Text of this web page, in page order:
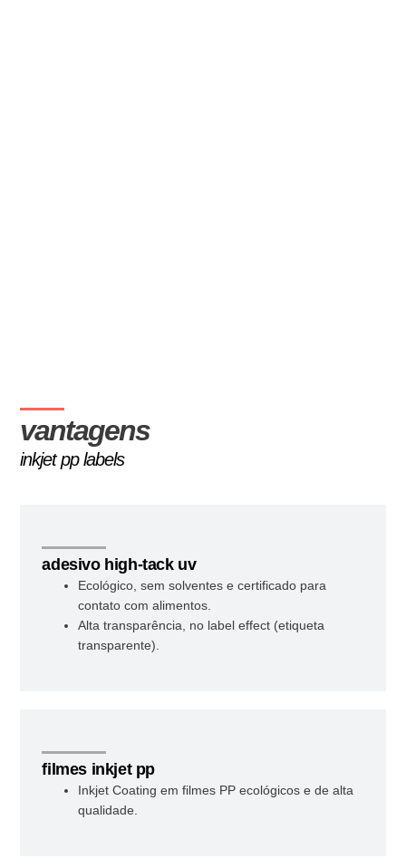
vantagens
inkjet pp labels
adesivo high-tack uv
Ecológico, sem solventes e certificado para
contato com alimentos.
Alta transparência, no label effect (etiqueta
transparente).
filmes inkjet pp
Inkjet Coating em filmes PP ecológicos e de alta
qualidade.